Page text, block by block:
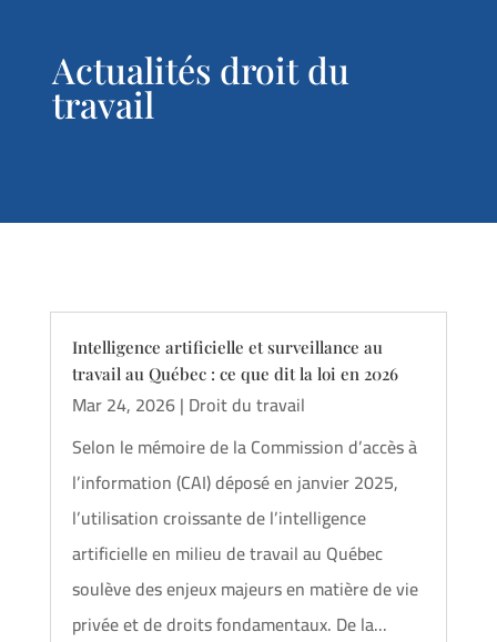
Actualités droit du
travail
Intelligence artificielle et surveillance au
travail au Québec : ce que dit la loi en 2026
Mar 24, 2026| Droit du travail
Selon le mémoire de la Commission d’accès à
l’information (CAI) déposé en janvier 2025,
l’utilisation croissante de l’intelligence
artificielle en milieu de travail au Québec
soulève des enjeux majeurs en matière de vie
privée et de droits fondamentaux. De la...